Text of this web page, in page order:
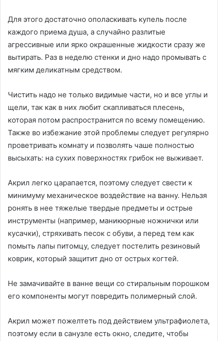
Для этого достаточно ополаскивать купель после
каждого приема душа, а случайно разлитые
агрессивные или ярко окрашенные жидкости сразу же
вытирать. Раз в неделю стенки и дно надо промывать с
мягким деликатным средством.
Чистить надо не только видимые части, но и все углы и
щели, так как в них любит скапливаться плесень,
которая потом распространится по всему помещению.
Также во избежание этой проблемы следует регулярно
проветривать комнату и позволять чаше полностью
высыхать: на сухих поверхностях грибок не выживает.
Акрил легко царапается, поэтому следует свести к
минимуму механическое воздействие на ванну. Нельзя
ронять в нее тяжелые твердые предметы и острые
инструменты (например, маникюрные ножнички или
кусачки), стряхивать песок с обуви, а перед тем как
помыть лапы питомцу, следует постелить резиновый
коврик, который защитит дно от острых когтей.
Не замачивайте в ванне вещи со стиральным порошком
его компоненты могут повредить полимерный слой.
Акрил может пожелтеть под действием ультрафиолета,
поэтому если в санузле есть окно, следите, чтобы